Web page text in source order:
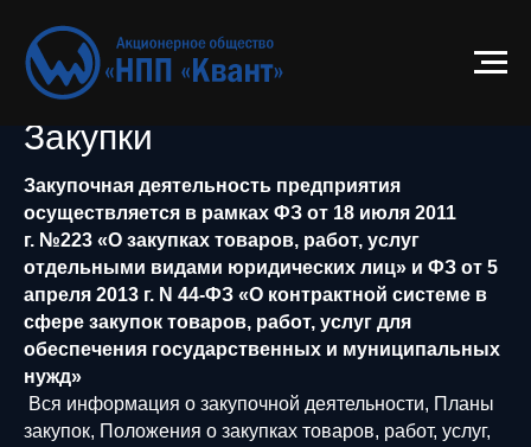
Закупки
Закупочная деятельность предприятия
осуществляется в рамках ФЗ от 18 июля 2011
г. №223 «О закупках товаров, работ, услуг
отдельными видами юридических лиц» и ФЗ от 5
апреля 2013 г. N 44-ФЗ «О контрактной системе в
сфере закупок товаров, работ, услуг для
обеспечения государственных и муниципальных
нужд»
Вся информация о закупочной деятельности, Планы
закупок, Положения о закупках товаров, работ, услуг,